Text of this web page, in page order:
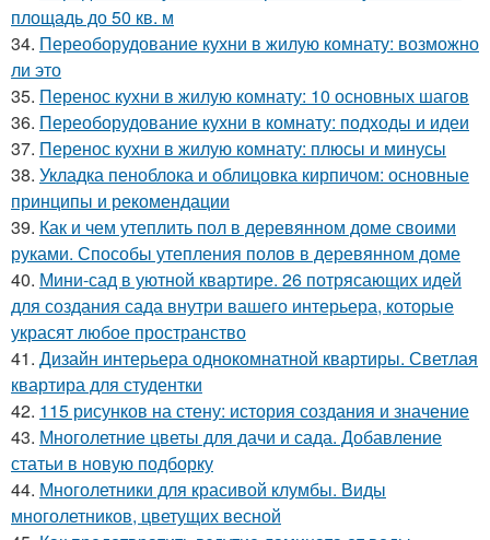
площадь до 50 кв. м
34. Переоборудование кухни в жилую комнату: возможно
ли это
35. Перенос кухни в жилую комнату: 10 основных шагов
36. Переоборудование кухни в комнату: подходы и идеи
37. Перенос кухни в жилую комнату: плюсы и минусы
38. Укладка пеноблока и облицовка кирпичом: основные
принципы и рекомендации
39. Как и чем утеплить пол в деревянном доме своими
руками. Способы утепления полов в деревянном доме
40. Мини-сад в уютной квартире. 26 потрясающих идей
для создания сада внутри вашего интерьера, которые
украсят любое пространство
41. Дизайн интерьера однокомнатной квартиры. Светлая
квартира для студентки
42. 115 рисунков на стену: история создания и значение
43. Многолетние цветы для дачи и сада. Добавление
статьи в новую подборку
44. Многолетники для красивой клумбы. Виды
многолетников, цветущих весной